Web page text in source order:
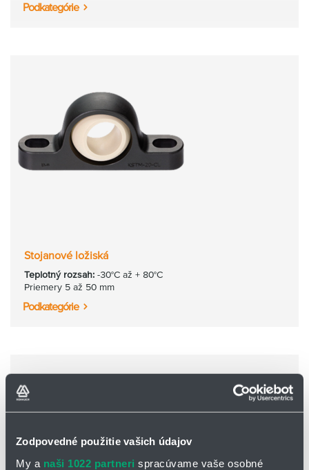
Zodpovedné použitie vašich údajov
My a naši 1022 partneri spracúvame vaše osobné
Podkategórie
Stojanové ložiská
Teplotný rozsah: -30°C až + 80°C
Priemery 5 až 50 mm
Podkategórie